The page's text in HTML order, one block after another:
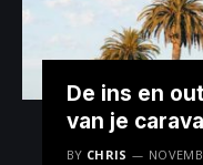
De ins en
van je
lang mag
BY CHRIS